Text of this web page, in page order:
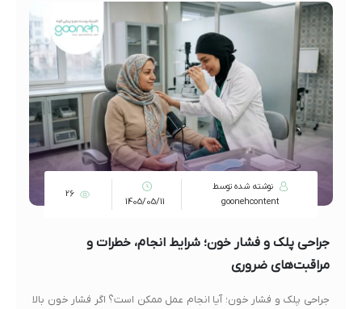
نوشته شده توسط
goonehcontent
1405/05/11
26
جراحی پلک و فشار خون؛ شرایط انجام، خطرات و
مراقبت‌های ضروری
جراحی پلک و فشار خون؛ آیا انجام عمل ممکن است؟ اگر فشار خون بالا